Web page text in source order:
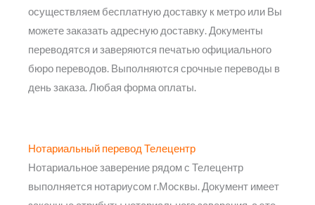
осуществляем бесплатную доставку к метро или Вы
можете заказать адресную доставку. Документы
переводятся и заверяются печатью официального
бюро переводов. Выполняются срочные переводы в
день заказа. Любая форма оплаты.
Нотариальный перевод Телецентр
Нотариальное заверение рядом с Телецентр
выполняется нотариусом г.Москвы. Документ имеет